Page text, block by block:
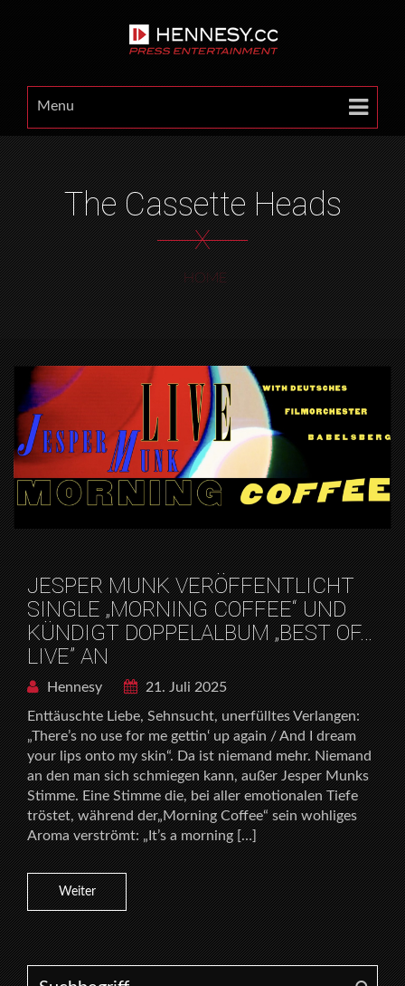
Menu
The Cassette Heads
X
HOME
JESPER MUNK VERÖFFENTLICHT
SINGLE „MORNING COFFEE“ UND
KÜNDIGT DOPPELALBUM „BEST OF…
LIVE” AN
Hennesy
21. Juli 2025
Enttäuschte Liebe, Sehnsucht, unerfülltes Verlangen:
„There’s no use for me gettin‘ up again / And I dream
your lips onto my skin“. Da ist niemand mehr. Niemand
an den man sich schmiegen kann, außer Jesper Munks
Stimme. Eine Stimme die, bei aller emotionalen Tiefe
tröstet, während der„Morning Coffee“ sein wohliges
Aroma verströmt: „It’s a morning […]
Weiter
Search for: